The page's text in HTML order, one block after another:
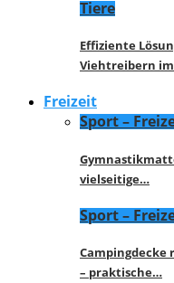
Tiere
Effiziente
Viehtreibern
Freizeit
Sport –
vielseitige…
Sport –
– praktische…